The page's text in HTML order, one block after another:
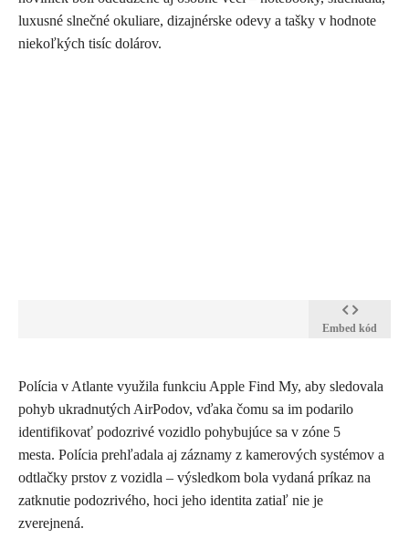
luxusné slnečné okuliare, dizajnérske odevy a tašky v hodnote
niekoľkých tisíc dolárov.
Embed kód
Polícia v Atlante využila funkciu Apple Find My, aby sledovala
pohyb ukradnutých AirPodov, vďaka čomu sa im podarilo
identifikovať podozrivé vozidlo pohybujúce sa v zóne 5
mesta. Polícia prehľadala aj záznamy z kamerových systémov a
odtlačky prstov z vozidla – výsledkom bola vydaná príkaz na
zatknutie podozrivého, hoci jeho identita zatiaľ nie je
zverejnená.